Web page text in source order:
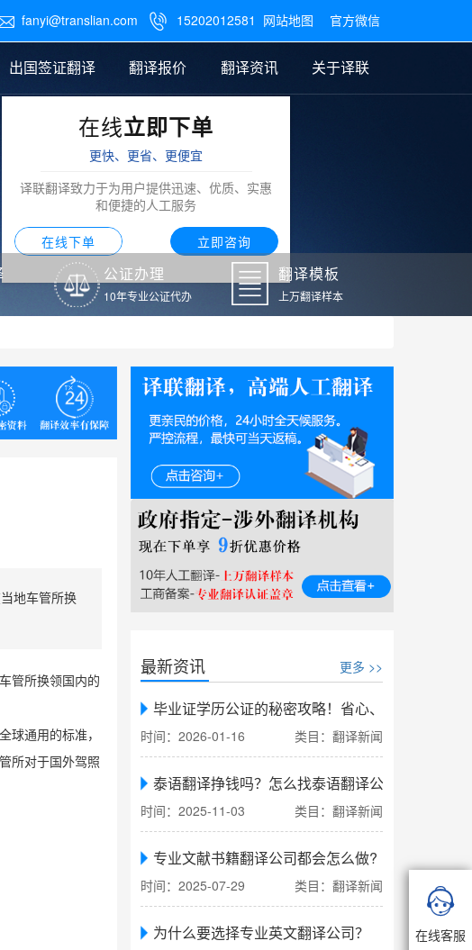
fanyi@translian.com  15202012581 网站地图 官方微信
图纸翻译
出国签证翻译 翻译报价
笔译翻译报价
翻译资讯
公证样本
关于译联
在线立即下单
更快、更省、更便宜
译联翻译致力于为用户提供迅速、优质、实惠
和便捷的人工服务
在线下单 立即咨询
公证办理
10年专业公证代办
翻译模板
上万翻译样本
地车管所换
管所换领国内的
球通用的标准，
所对于国外驾照
最新资讯 更多 >>
毕业证学历公证的秘密攻略！省心、省力、省时
时间：2026-01-16 类目：翻译新闻
泰语翻译挣钱吗？怎么找泰语翻译公司翻译
时间：2025-11-03 类目：翻译新闻
专业文献书籍翻译公司都会怎么做?
时间：2025-07-29 类目：翻译新闻
为什么要选择专业英文翻译公司？

在线客服